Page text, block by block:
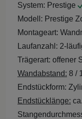
System: Prestige
Modell: Prestige
Montageart:
Laufanzahl: 2-
Trägerart: offener
Wandabstand: 8 /
Endstückform:
Endstücklänge: